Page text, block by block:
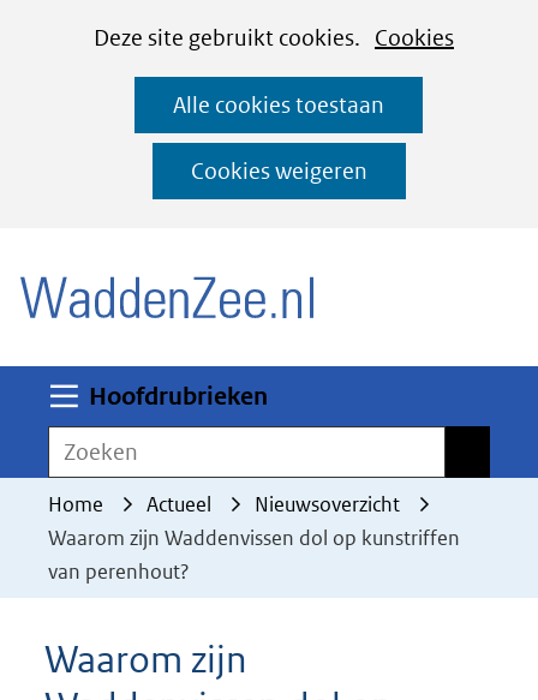
CookiesDeze site gebruikt cookies. Cookies
deze
worden
toegestaan
geweigerd.
Alle cookies toestaan
Cookies weigeren
Ga
naar
de
inhoud
Hoofdrubrieken
Zoeken
Home Actueel
Nieuwsoverzicht
Waarom zijn Waddenvissen dol op kunstriffen
van perenhout?
Waarom zijn